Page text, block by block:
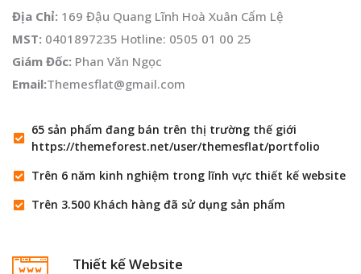
Địa Chỉ: 169 Đậu Quang Lĩnh Hoà Xuân Cẩm Lệ
MST: 0401897235 Hotline: 0505 01 00 25
Giám Đốc: Phan Văn Ngọc
Email:Themesflat@gmail.com
65 sản phẩm đang bán trên thị trường thế giới
https://themeforest.net/user/themesflat/portfolio
Trên 6 năm kinh nghiệm trong lĩnh vực thiết kế website
Trên 3.500 Khách hàng đã sử dụng sản phẩm
Thiết kế Website